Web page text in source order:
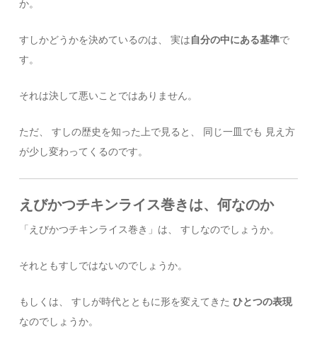
か。
すしかどうかを決めているのは、 実は 自分の中にある基準で
す。
それは決して悪いことではありません。
ただ、 すしの歴史を知った上で見ると、 同じ一皿でも 見え方
が少し変わってくるのです。
えびかつチキンライス巻きは、何なのか
「えびかつチキンライス巻き」は、 すしなのでしょうか。
それともすしではないのでしょうか。
もしくは、 すしが時代とともに形を変えてきたひとつの表現
なのでしょうか。